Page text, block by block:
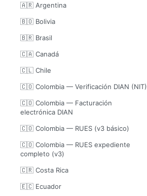
🇦🇷 Argentina
🇧🇴 Bolivia
🇧🇷 Brasil
🇨🇦 Canadá
🇨🇱 Chile
🇨🇴 Colombia — Verificación DIAN (NIT)
🇨🇴 Colombia — Facturación
electrónica DIAN
🇨🇴 Colombia — RUES (v3 básico)
🇨🇴 Colombia — RUES expediente
completo (v3)
🇨🇷 Costa Rica
🇪🇨 Ecuador